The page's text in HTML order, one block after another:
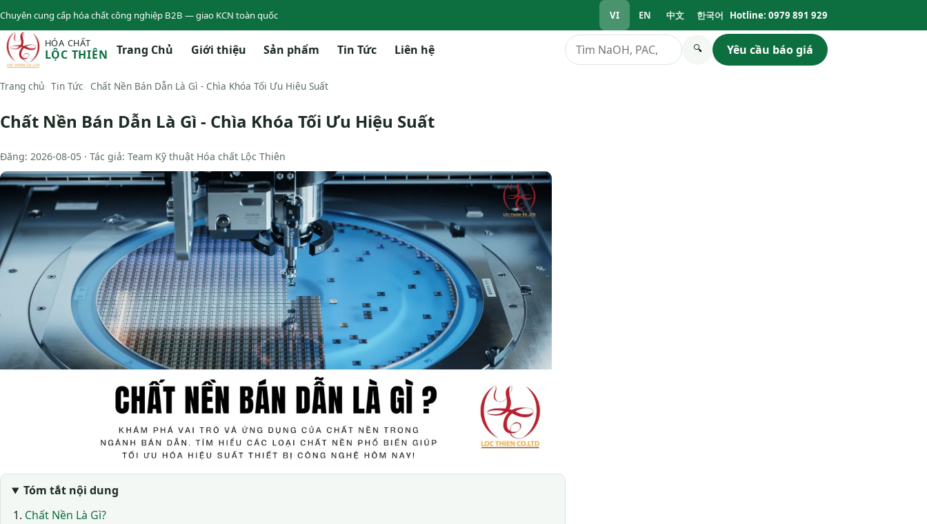
Chuyên cung cấp hóa chất công nghiệp B2B — giao KCN toàn quốc VI EN 中文 한국어 Hotline: 0979 891 929
HÓA CHẤT
LỘC THIÊN Trang Chủ Giới thiệu Sản phẩm Tin Tức Liên hệ Tìm kiếm 🔍 Yêu cầu báo giá
Trang chủ Tin Tức Chất Nền Bán Dẫn Là Gì - Chìa Khóa Tối Ưu Hiệu Suất
Chất Nền Bán Dẫn Là Gì - Chìa Khóa Tối Ưu Hiệu Suất
Đăng: 2026-08-05 · Tác giả: Team Kỹ thuật Hóa chất Lộc Thiên
Tóm tắt nội dung
Chất Nền Là Gì?